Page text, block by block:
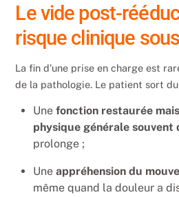
Le vide post-
risque clinique
La fin d’une prise en charge est
de la pathologie. Le patient sort
Une fonction restaurée
physique générale souvent
prolonge ;
Une appréhension du
même quand la douleur a